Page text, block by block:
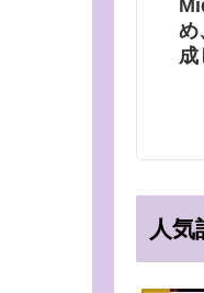
め
成
人気